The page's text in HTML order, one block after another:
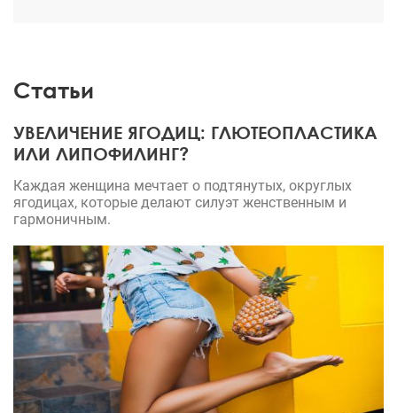
Статьи
УВЕЛИЧЕНИЕ ЯГОДИЦ: ГЛЮТЕОПЛАСТИКА
ИЛИ ЛИПОФИЛИНГ?
Каждая женщина мечтает о подтянутых, округлых
ягодицах, которые делают силуэт женственным и
гармоничным.